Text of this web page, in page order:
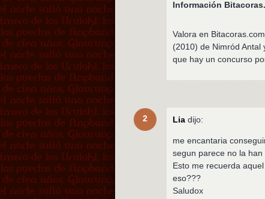
Información
Valora en
(2010) de Nimród
que hay un concurso
2 Lia dijo:
me encantaria
segun parece no la
Esto me recuerda
eso???
Saludox